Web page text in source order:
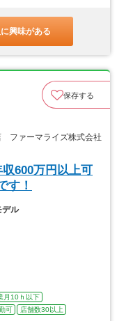
興味がある
保存する
ァーマライズ株式会社
収600万円以上可
す！
デル
月10ｈ以下
可
店舗数30以上